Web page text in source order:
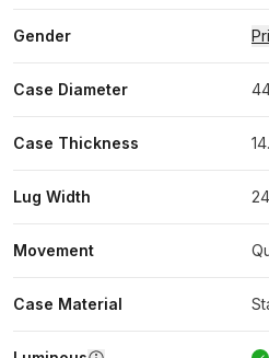
Gender
Case Diameter
Case Thickness
Lug Width
Movement
Case Material